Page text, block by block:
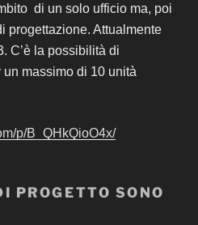
di un solo ufficio ma, poi
progettazione. Attualmente
C’è la possibilità di
massimo di 10 unità
p/B_QHkQioO4x/
PROGETTO SONO